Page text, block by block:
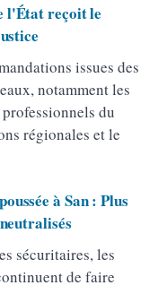
l'État reçoit le
issues des
notamment les
du
régionales et le
à San : Plus
sécuritaires, les
de faire